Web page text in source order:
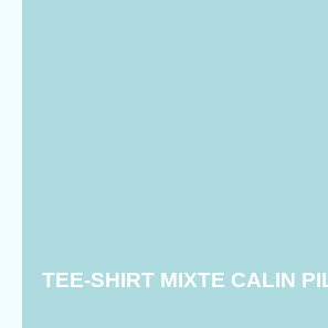
TEE-SHIRT MIXTE CALIN